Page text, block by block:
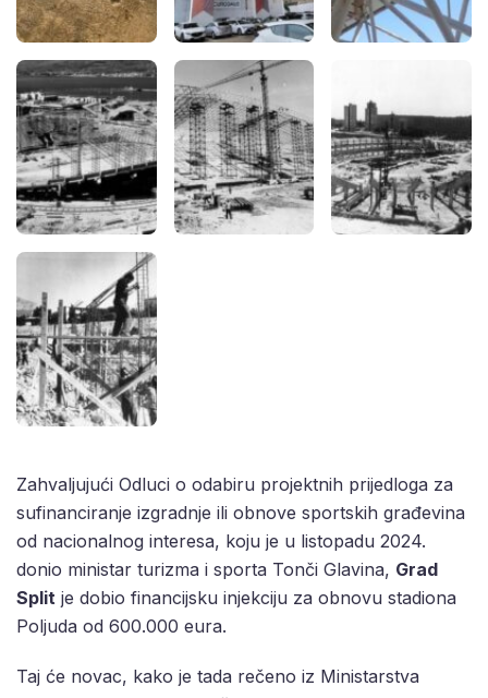
Zahvaljujući Odluci o odabiru projektnih prijedloga za
sufinanciranje izgradnje ili obnove sportskih građevina
od nacionalnog interesa, koju je u listopadu 2024.
donio ministar turizma i sporta Tonči Glavina, Grad
Split je dobio financijsku injekciju za obnovu stadiona
Poljuda od 600.000 eura.
Taj će novac, kako je tada rečeno iz Ministarstva